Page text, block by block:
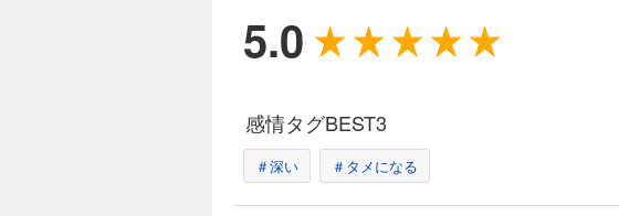
5.0
感情タグBEST3
＃深い ＃タメになる